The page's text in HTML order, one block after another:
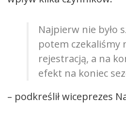
Najpierw nie było
potem czekaliśmy
rejestracją, a na
efekt na koniec
– podkreślił wiceprezes